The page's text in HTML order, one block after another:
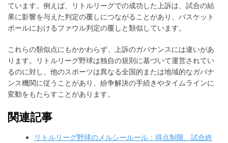
ています。例えば、リトルリーグでの成功した上訴は、試合の結
果に影響を与えた判定の覆しにつながることがあり、バスケット
ボールにおけるファウル判定の覆しと類似しています。
これらの類似点にもかかわらず、上訴のガバナンスには違いがあ
ります。リトルリーグ野球は独自の規則に基づいて運営されてい
るのに対し、他のスポーツは異なる全国的または地域的なガバナ
ンス機関に従うことがあり、紛争解決の手続きやタイムラインに
変動をもたらすことがあります。
関連記事
リトルリーグ野球のメルシールール：得点制限、試合終